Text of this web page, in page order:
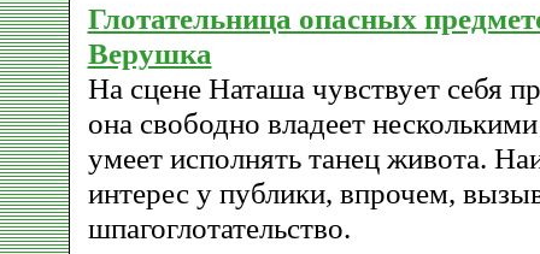
Глотательница опасных
Верушка
На сцене Наташа чувствует себя
она свободно владеет
умеет исполнять танец живота.
интерес у публики, впрочем,
шпагоглотательство.